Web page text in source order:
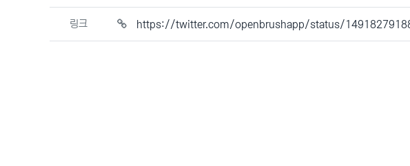
본문
링크 https://twitter.com/openbrushapp/status/